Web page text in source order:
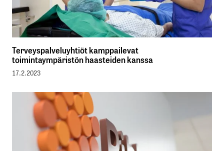
Terveyspalveluyhtiöt kamppailevat
toimintaympäristön haasteiden kanssa
17.2.2023